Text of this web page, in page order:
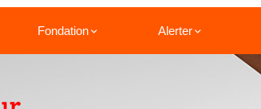
Fondation Alerter